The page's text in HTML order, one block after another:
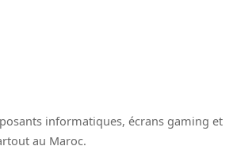
informatiques, écrans gaming et
au Maroc.